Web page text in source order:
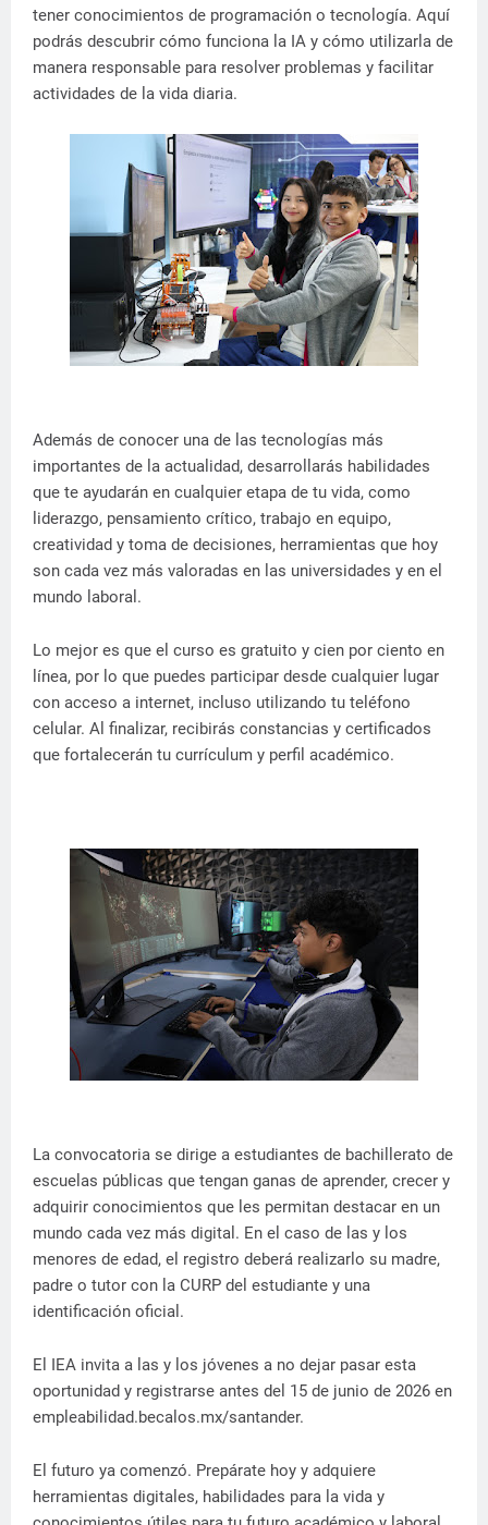
tener conocimientos de programación o tecnología. Aquí
podrás descubrir cómo funciona la IA y cómo utilizarla de
manera responsable para resolver problemas y facilitar
actividades de la vida diaria.
Además de conocer una de las tecnologías más
importantes de la actualidad, desarrollarás habilidades
que te ayudarán en cualquier etapa de tu vida, como
liderazgo, pensamiento crítico, trabajo en equipo,
creatividad y toma de decisiones, herramientas que hoy
son cada vez más valoradas en las universidades y en el
mundo laboral.
Lo mejor es que el curso es gratuito y cien por ciento en
línea, por lo que puedes participar desde cualquier lugar
con acceso a internet, incluso utilizando tu teléfono
celular. Al finalizar, recibirás constancias y certificados
que fortalecerán tu currículum y perfil académico.
La convocatoria se dirige a estudiantes de bachillerato de
escuelas públicas que tengan ganas de aprender, crecer y
adquirir conocimientos que les permitan destacar en un
mundo cada vez más digital. En el caso de las y los
menores de edad, el registro deberá realizarlo su madre,
padre o tutor con la CURP del estudiante y una
identificación oficial.
El IEA invita a las y los jóvenes a no dejar pasar esta
oportunidad y registrarse antes del 15 de junio de 2026 en
empleabilidad.becalos.mx/santander.
El futuro ya comenzó. Prepárate hoy y adquiere
herramientas digitales, habilidades para la vida y